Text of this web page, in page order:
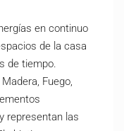
en continuo
de la casa
de tiempo.
Madera, Fuego,
representan las